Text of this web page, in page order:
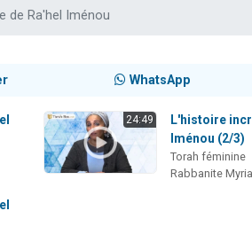
de Ra'hel Iménou
WhatsApp
24:49
L'histoire
Iménou (2/3)
Torah féminine
Rabbanite